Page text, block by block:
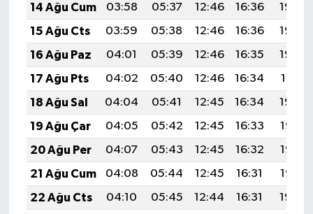
14 Ağu Cum
03:58 05:37 12:46 16:36
19:46
15 Ağu Cts
03:59 05:38 12:46 16:36
19:44
16 Ağu Paz
04:01 05:39 12:46 16:35
19:43
17 Ağu Pts
04:02 05:40 12:46 16:34
19:41
18 Ağu Sal
04:04 05:41 12:45 16:34
19:40
19 Ağu Çar
04:05 05:42 12:45 16:33
19:38
20 Ağu Per
04:07 05:43 12:45 16:32
19:37
21 Ağu Cum
04:08 05:44 12:45 16:31
19:35
22 Ağu Cts
04:10 05:45 12:44 16:31
19:34